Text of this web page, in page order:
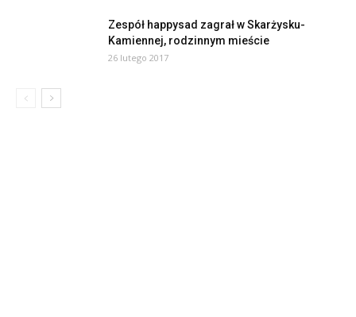
Zespół happysad zagrał w Skarżysku-
Kamiennej, rodzinnym mieście
26 lutego 2017